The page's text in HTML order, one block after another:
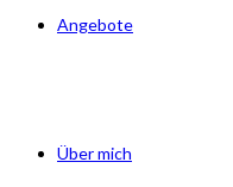
Angebote
Über mich